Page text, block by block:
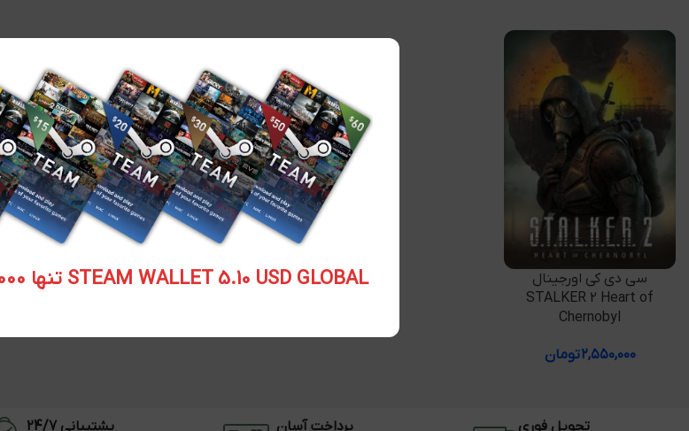
STEAM WALLET 5.10 USD GLOBAL تنها 288.000 تومان تحویل آنی افزودن به سبد خرید
سی دی کی اورجینال
STALKER 2 Heart of
Chernobyl
۲,۵۵۰,۰۰۰تومان
تحویل فوری پرداخت آسان پشتیبانی 24/7